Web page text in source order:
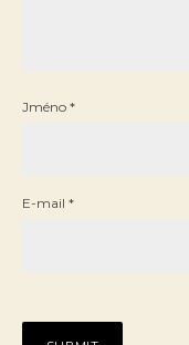
Jméno *
E-mail *